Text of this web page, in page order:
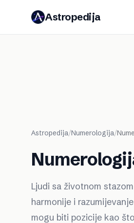
Astropedija
Astropedija/Numerologija/
Ljudi sa životnom
harmonije i
mogu biti pozicije kao